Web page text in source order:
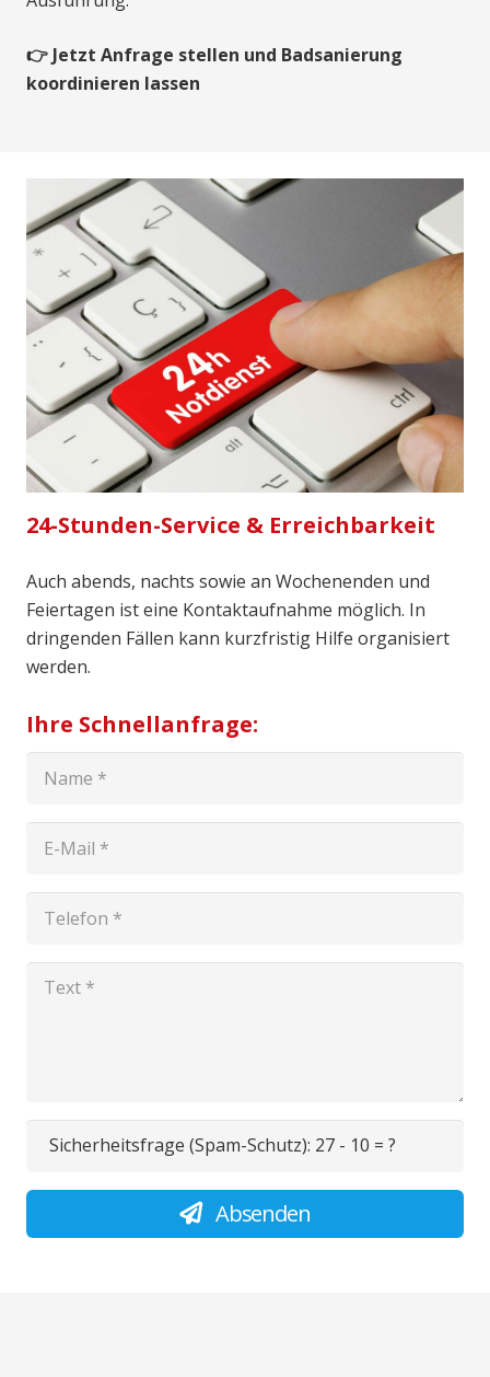
👉 Jetzt Anfrage stellen und Badsanierung
koordinieren lassen
24-Stunden-Service & Erreichbarkeit
Auch abends, nachts sowie an Wochenenden und
Feiertagen ist eine Kontaktaufnahme möglich. In
dringenden Fällen kann kurzfristig Hilfe organisiert
werden.
Ihre Schnellanfrage:
Sicherheitsfrage (Spam-Schutz): 27 - 10 = ?
Absenden